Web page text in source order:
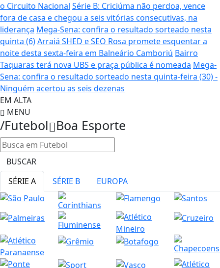
o Circuito Nacional Série B: Criciúma não perdoa, vence
fora de casa e chegou a seis vitórias consecutivas, na
liderança Mega-Sena: confira o resultado sorteado nesta
quinta (6)Arraiá SHED e SEO Rosa promete esquentar a
noite desta sexta-feira em Balneário Camboriú Bairro
Taquaras terá nova UBS e praça pública é nomeada Mega-
Sena: confira o resultado sorteado nesta quinta-feira (30) -
Ninguém acertou as seis dezenas
EM ALTA
MENU
/Futebol Boa Esporte
BUSCAR
SÉRIE A
SÉRIE B EUROPA